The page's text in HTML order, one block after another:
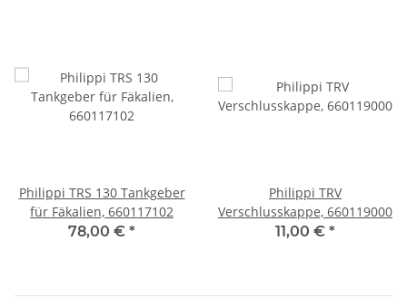
Philippi TRS 130 Tankgeber
für Fäkalien, 660117102
78,00 € *
Philippi TRV
Verschlusskappe, 660119000
11,00 € *